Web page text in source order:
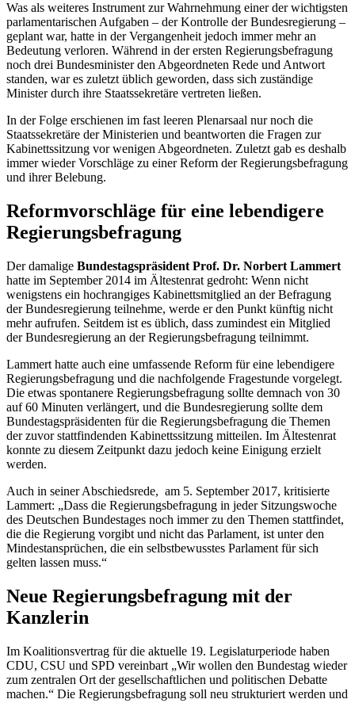
Was als weiteres Instrument zur Wahrnehmung einer der wichtigsten
parlamentarischen Aufgaben – der Kontrolle der Bundesregierung –
geplant war, hatte in der Vergangenheit jedoch immer mehr an
Bedeutung verloren. Während in der ersten Regierungsbefragung
noch drei Bundesminister den Abgeordneten Rede und Antwort
standen, war es zuletzt üblich geworden, dass sich zuständige
Minister durch ihre Staatssekretäre vertreten ließen.
In der Folge erschienen im fast leeren Plenarsaal nur noch die
Staatssekretäre der Ministerien und beantworten die Fragen zur
Kabinettssitzung vor wenigen Abgeordneten. Zuletzt gab es deshalb
immer wieder Vorschläge zu einer Reform der Regierungsbefragung
und ihrer Belebung.
Reformvorschläge für eine lebendigere
Regierungsbefragung
Der damalige Bundestagspräsident Prof. Dr. Norbert Lammert
hatte im September 2014 im Ältestenrat gedroht: Wenn nicht
wenigstens ein hochrangiges Kabinettsmitglied an der Befragung
der Bundesregierung teilnehme, werde er den Punkt künftig nicht
mehr aufrufen. Seitdem ist es üblich, dass zumindest ein Mitglied
der Bundesregierung an der Regierungsbefragung teilnimmt.
Lammert hatte auch eine umfassende Reform für eine lebendigere
Regierungsbefragung und die nachfolgende Fragestunde vorgelegt.
Die etwas spontanere Regierungsbefragung sollte demnach von 30
auf 60 Minuten verlängert, und die Bundesregierung sollte dem
Bundestagspräsidenten für die Regierungsbefragung die Themen
der zuvor stattfindenden Kabinettssitzung mitteilen. Im Ältestenrat
konnte zu diesem Zeitpunkt dazu jedoch keine Einigung erzielt
werden.
Auch in seiner Abschiedsrede, am 5. September 2017, kritisierte
Lammert: „Dass die Regierungsbefragung in jeder Sitzungswoche
des Deutschen Bundestages noch immer zu den Themen stattfindet,
die die Regierung vorgibt und nicht das Parlament, ist unter den
Mindestansprüchen, die ein selbstbewusstes Parlament für sich
gelten lassen muss.“
Neue Regierungsbefragung mit der
Kanzlerin
Im Koalitionsvertrag für die aktuelle 19. Legislaturperiode haben
CDU, CSU und SPD vereinbart „Wir wollen den Bundestag wieder
zum zentralen Ort der gesellschaftlichen und politischen Debatte
machen.“ Die Regierungsbefragung soll neu strukturiert werden und